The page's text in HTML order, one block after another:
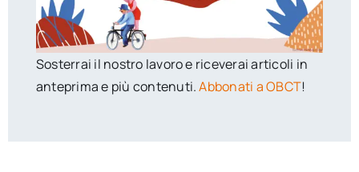
Sosterrai il nostro lavoro e riceverai articoli in
anteprima e più contenuti.Abbonati a OBCT!